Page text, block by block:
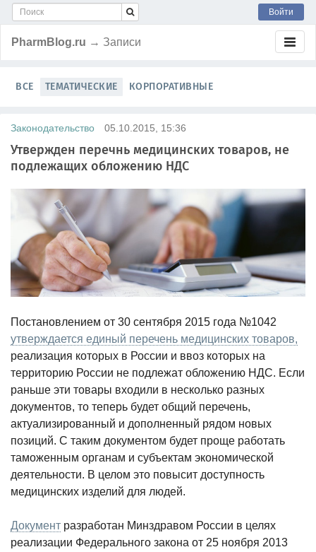
Войти
PharmBlog.ru → Записи
ВСЕ ТЕМАТИЧЕСКИЕ КОРПОРАТИВНЫЕ
Законодательство 05.10.2015, 15:36
Утвержден перечнь медицинских товаров, не
подлежащих обложению НДС
Постановлением от 30 сентября 2015 года №1042
утверждается единый перечень медицинских товаров,
реализация которых в России и ввоз которых на
территорию России не подлежат обложению НДС. Если
раньше эти товары входили в несколько разных
документов, то теперь будет общий перечень,
актуализированный и дополненный рядом новых
позиций. С таким документом будет проще работать
таможенным органам и субъектам экономической
деятельности. В целом это повысит доступность
медицинских изделий для людей.
Документ разработан Минздравом России в целях
реализации Федерального закона от 25 ноября 2013